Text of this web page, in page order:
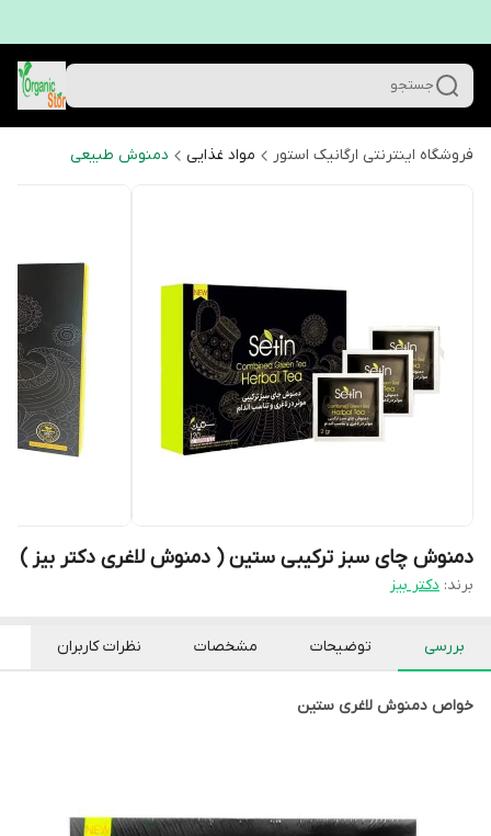
جستجو
فروشگاه اینترنتی ارگانیک استور مواد غذایی دمنوش طبیعی
دمنوش چای سبز ترکیبی ستین ( دمنوش لاغری دکتر بیز )
برند: دکتر بیز
بررسی توضیحات مشخصات نظرات کاربران
خواص دمنوش لاغری ستین